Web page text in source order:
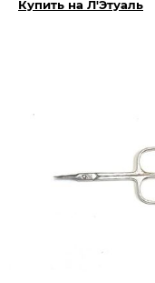
Купить на Л'Этуаль